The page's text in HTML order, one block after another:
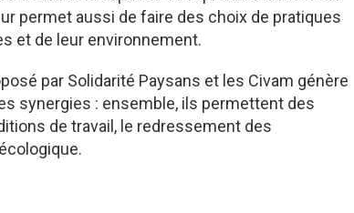
permet aussi de faire des choix de pratiques
et de leur environnement.
par Solidarité Paysans et les Civam génère
synergies : ensemble, ils permettent des
de travail, le redressement des